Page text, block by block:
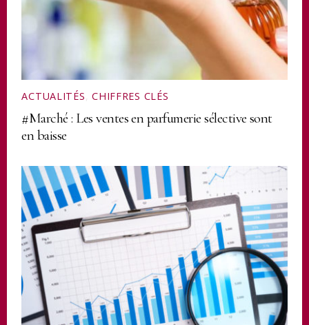
ACTUALITÉS ,CHIFFRES CLÉS
#Marché : Les ventes en parfumerie sélective sont
en baisse